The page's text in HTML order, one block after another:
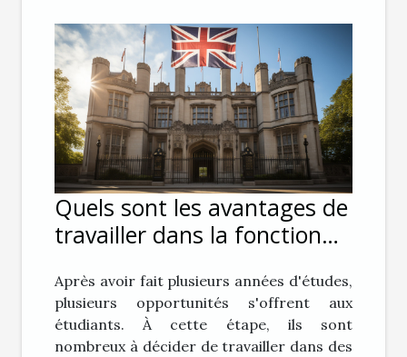
Quels sont les avantages de
travailler dans la fonction
Après avoir fait plusieurs années d'études,
plusieurs opportunités s'offrent aux
étudiants. À cette étape, ils sont
nombreux à décider de travailler dans des